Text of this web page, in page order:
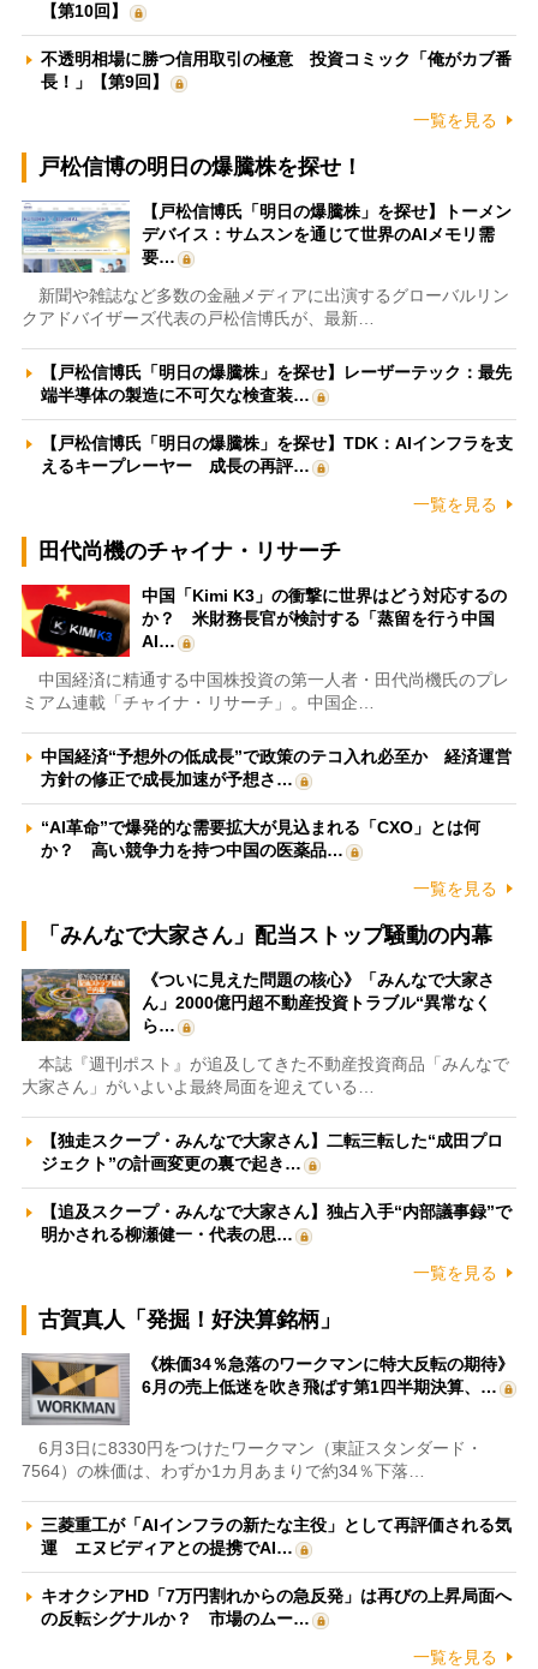
【第10回】
不透明相場に勝つ信用取引の極意 投資コミック「俺がカブ番
長！」【第9回】
一覧を見る
戸松信博の明日の爆騰株を探せ！
【戸松信博氏「明日の爆騰株」を探せ】トーメン
デバイス：サムスンを通じて世界のAIメモリ需
要…
新聞や雑誌など多数の金融メディアに出演するグローバルリン
クアドバイザーズ代表の戸松信博氏が、最新…
【戸松信博氏「明日の爆騰株」を探せ】レーザーテック：最先
端半導体の製造に不可欠な検査装…
【戸松信博氏「明日の爆騰株」を探せ】TDK：AIインフラを支
えるキープレーヤー 成長の再評…
一覧を見る
田代尚機のチャイナ・リサーチ
中国「Kimi K3」の衝撃に世界はどう対応するの
か？ 米財務長官が検討する「蒸留を行う中国
AI…
中国経済に精通する中国株投資の第一人者・田代尚機氏のプレ
ミアム連載「チャイナ・リサーチ」。中国企…
中国経済“予想外の低成長”で政策のテコ入れ必至か 経済運営
方針の修正で成長加速が予想さ…
“AI革命”で爆発的な需要拡大が見込まれる「CXO」とは何
か？ 高い競争力を持つ中国の医薬品…
一覧を見る
「みんなで大家さん」配当ストップ騒動の内幕
《ついに見えた問題の核心》「みんなで大家さ
ん」2000億円超不動産投資トラブル“異常なく
ら…
本誌『週刊ポスト』が追及してきた不動産投資商品「みんなで
大家さん」がいよいよ最終局面を迎えている…
【独走スクープ・みんなで大家さん】二転三転した“成田プロ
ジェクト”の計画変更の裏で起き…
【追及スクープ・みんなで大家さん】独占入手“内部議事録”で
明かされる柳瀬健一・代表の思…
一覧を見る
古賀真人「発掘！好決算銘柄」
《株価34％急落のワークマンに特大反転の期待》
6月の売上低迷を吹き飛ばす第1四半期決算、…
6月3日に8330円をつけたワークマン（東証スタンダード・
7564）の株価は、わずか1カ月あまりで約34％下落…
三菱重工が「AIインフラの新たな主役」として再評価される気
運 エヌビディアとの提携でAI…
キオクシアHD「7万円割れからの急反発」は再びの上昇局面へ
の反転シグナルか？ 市場のムー…
一覧を見る